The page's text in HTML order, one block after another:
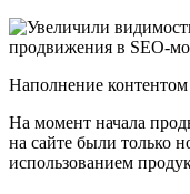
Наполнение контентом
На момент начала
на сайте были только
использованием